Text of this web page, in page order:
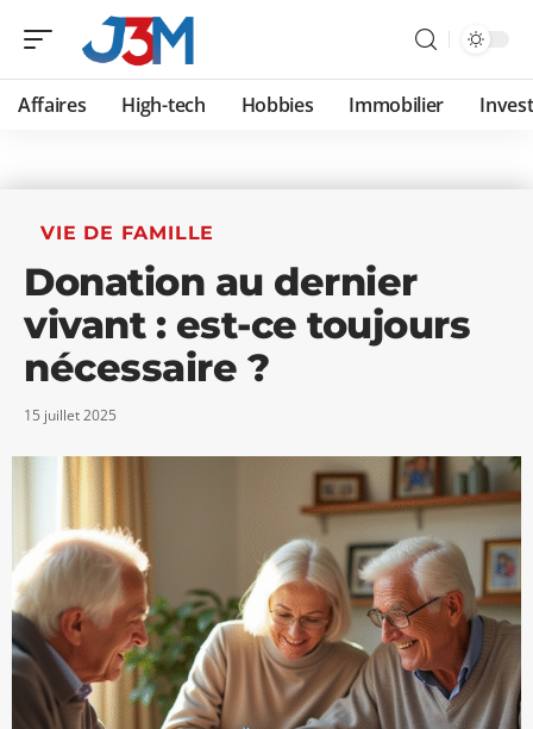
Affaires High-tech Hobbies Immobilier
VIE DE FAMILLE
Donation au dernier
vivant : est-ce toujours
nécessaire ?
15 juillet 2025